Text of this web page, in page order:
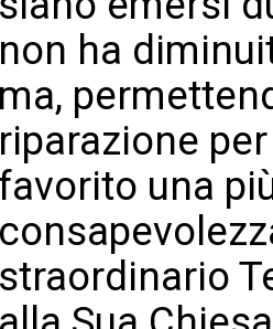
non ha
ma,
riparazione
favorito una
straordinario